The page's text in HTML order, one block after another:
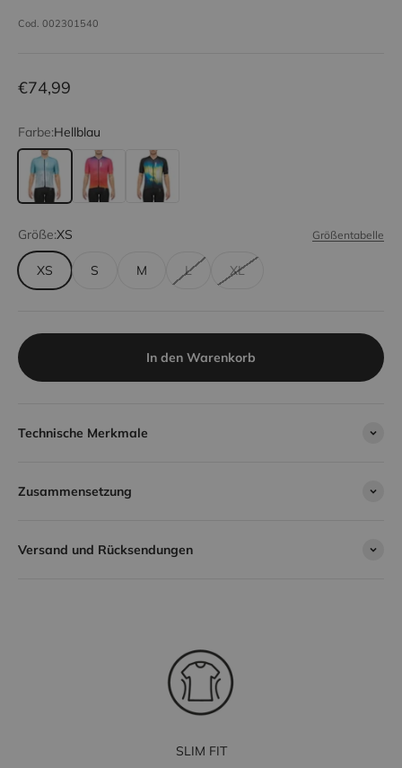
Cod. 002301540
Angebot
€74,99
Farbe:Hellblau
Hellblau
RegenbogenSchwarz
Größe:XS Größentabelle
XS S M L XL
In den Warenkorb
Technische Merkmale
Zusammensetzung
Versand und Rücksendungen
SLIM FIT